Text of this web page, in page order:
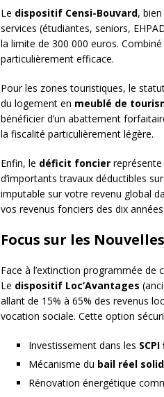
Le dispositif Censi-Bouvard, bien
services (étudiantes, seniors,
la limite de 300 000 euros.
particulièrement efficace.
Pour les zones touristiques, le
du logement en meublé de
bénéficier d’un abattement
la fiscalité particulièrement légère.
Enfin, le déficit foncierreprésente
d’importants travaux déductibles
imputable sur votre revenu global
vos revenus fonciers des dix
Focus sur les
Face à l’extinction programmée
Le dispositif Loc’Avantages
allant de 15% à 65% des revenus
vocation sociale. Cette option
Investissement dans les
Mécanisme du bail réel
Rénovation énergétique